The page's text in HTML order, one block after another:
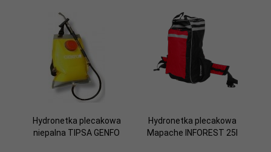
Hydronetka plecakowa
niepalna TIPSA GENFO
Hydronetka plecakowa
Mapache INFOREST 25l